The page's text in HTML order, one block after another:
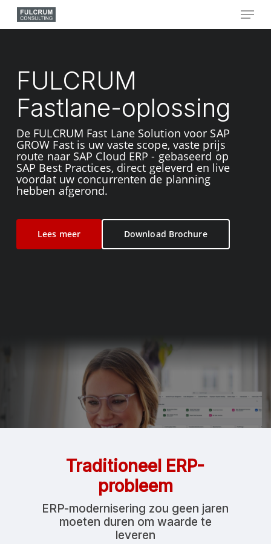
main
Menu
FULCRUM
Fastlane-oplossing
De FULCRUM Fast Lane Solution voor SAP
GROW Fast is uw vaste scope, vaste prijs
route naar SAP Cloud ERP - gebaseerd op
SAP Best Practices, direct geleverd en live
voordat uw concurrenten de planning
hebben afgerond.
Lees meer Download Brochure
Traditioneel ERP-
probleem
ERP-modernisering zou geen jaren
moeten duren om waarde te
leveren